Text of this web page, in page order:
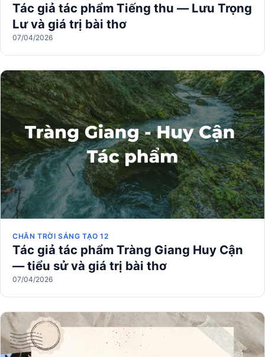
Tác giả tác phẩm Tiếng thu — Lưu Trọng
Lư và giá trị bài thơ
07/04/2026
CHÂN TRỜI SÁNG TẠO 12
Tác giả tác phẩm Tràng Giang Huy Cận
— tiểu sử và giá trị bài thơ
07/04/2026